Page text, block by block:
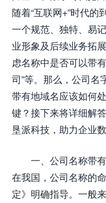
随着“互联网+”时代的
一个规范、独特、易
业形象及后续业务拓
虑名称中是否可以带
司”等。那么，公司名
带有地域名应该如何
键？接下来将详细解
垦派科技，助力企业数
一、公司名称带
在我国，公司名称的
定》明确指导。一般